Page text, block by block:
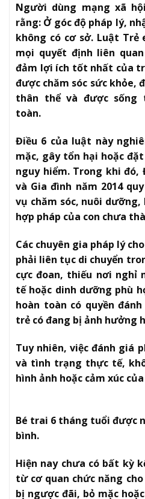
Người dùng mạng xã
rằng: Ở góc độ pháp lý,
không có cơ sở. Luật Trẻ
mọi quyết định liên
đảm lợi ích tốt nhất của
được chăm sóc sức khỏe,
thân thể và được
toàn.
Điều 6 của luật này
mặc, gây tổn hại hoặc
nguy hiểm. Trong khi đó,
và Gia đình năm 2014
vụ chăm sóc, nuôi dưỡng,
hợp pháp của con chưa
Các chuyên gia pháp lý
phải liên tục di chuyển
cực đoan, thiếu nơi nghỉ
tế hoặc dinh dưỡng phù
hoàn toàn có quyền
trẻ có đang bị ảnh hưởng
Tuy nhiên, việc đánh giá
và tình trạng thực tế,
hình ảnh hoặc cảm xúc
Bé trai 6 tháng tuổi được
bình.
Hiện nay chưa có bất kỳ
từ cơ quan chức năng
bị ngược đãi, bỏ mặc